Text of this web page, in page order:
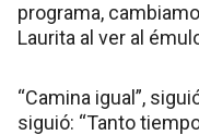
programa,
Laurita al ver al
“Camina igual”,
siguió: “Tanto